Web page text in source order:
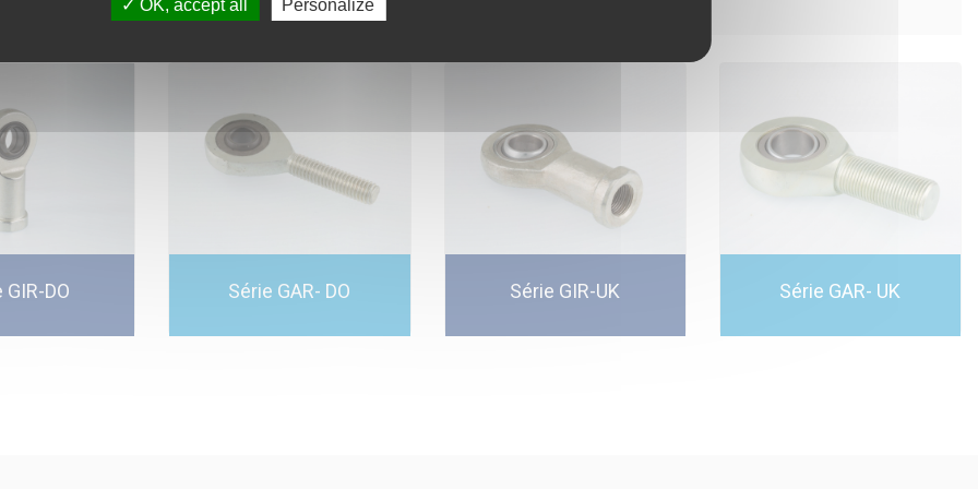
GIR-DO Série GAR- DO Série GIR-UK Série GAR- UK
OK, accept all Personalize